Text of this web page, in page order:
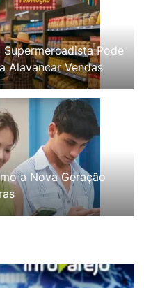
Pode
Alavancar Vendas
a Nova Geração